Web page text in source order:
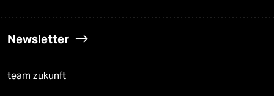
Newsletter
team zukunft